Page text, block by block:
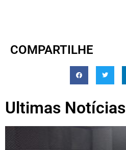
COMPARTILHE
Ultimas Notícias